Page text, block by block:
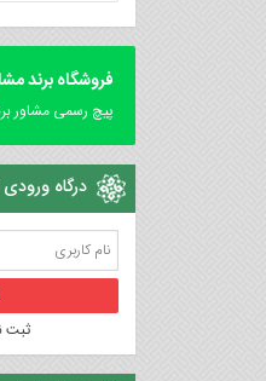
فروشگاه برند
پیچ رسمی مشاور
درگاه ورودی
ثبت